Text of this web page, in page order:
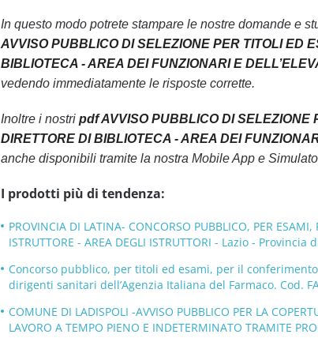
In questo modo potrete stampare le nostre domande e
AVVISO PUBBLICO DI SELEZIONE PER TITOLI ED
BIBLIOTECA - AREA DEI FUNZIONARI E
vedendo immediatamente le risposte corrette.
Inoltre i nostri pdf AVVISO PUBBLICO DI SELEZIONE
DIRETTORE DI BIBLIOTECA - AREA DEI
anche disponibili tramite la nostra Mobile App e
I prodotti più di tendenza:
PROVINCIA DI LATINA- CONCORSO PUBBLICO, PER
ISTRUTTORE - AREA DEGLI ISTRUTTORI - Lazio - Provincia
Concorso pubblico, per titoli ed esami, per il
dirigenti sanitari dell’Agenzia Italiana del Farmaco. Cod.
COMUNE DI LADISPOLI -AVVISO PUBBLICO PER LA
LAVORO A TEMPO PIENO E INDETERMINATO TRAMITE